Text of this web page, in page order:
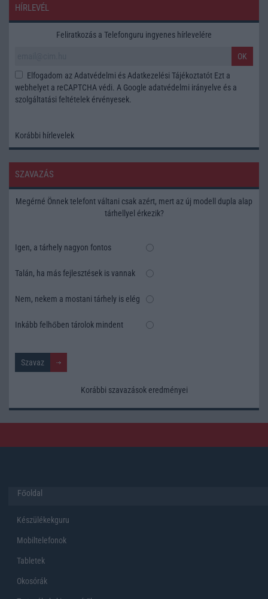
HÍRLEVÉL
Feliratkozás a Telefonguru ingyenes hírlevelére
OK
Elfogadom az Adatvédelmi és Adatkezelési Tájékoztatót Ezt a
webhelyet a reCAPTCHA védi. A Google adatvédelmi irányelve és a
szolgáltatási feltételek érvényesek.
Korábbi hírlevelek
SZAVAZÁS
Megérné Önnek telefont váltani csak azért, mert az új modell dupla alap
tárhellyel érkezik?
Igen, a tárhely nagyon fontos
Talán, ha más fejlesztések is vannak
Nem, nekem a mostani tárhely is elég
Inkább felhőben tárolok mindent
Korábbi szavazások eredményei
Főoldal
Készülékekguru
Mobiltelefonok
Tabletek
Okosórák